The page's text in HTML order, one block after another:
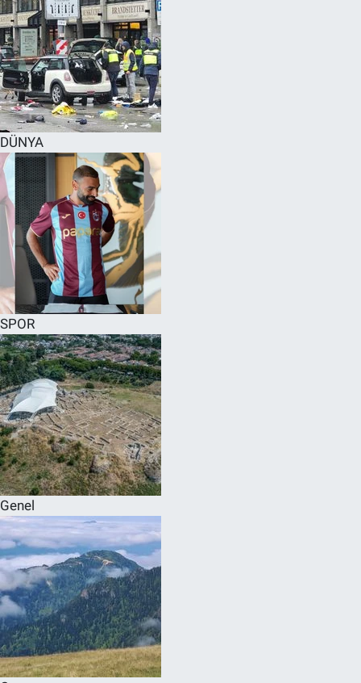
DÜNYA
SPOR
Genel